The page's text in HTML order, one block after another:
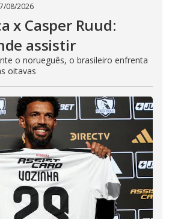
08/2026
x Casper Ruud:
assistir
o norueguês, o brasileiro enfrenta
oitavas